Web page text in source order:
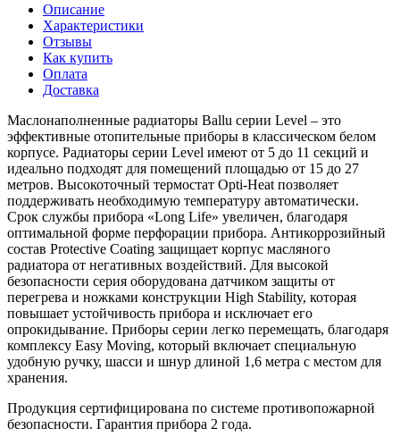
Описание
Характеристики
Отзывы
Как купить
Оплата
Доставка
Маслонаполненные радиаторы Ballu серии Level – это
эффективные отопительные приборы в классическом белом
корпусе. Радиаторы серии Level имеют от 5 до 11 секций и
идеально подходят для помещений площадью от 15 до 27
метров. Высокоточный термостат Opti-Heat позволяет
поддерживать необходимую температуру автоматически.
Срок службы прибора «Long Life» увеличен, благодаря
оптимальной форме перфорации прибора. Антикоррозийный
состав Protective Coating защищает корпус масляного
радиатора от негативных воздействий. Для высокой
безопасности серия оборудована датчиком защиты от
перегрева и ножками конструкции High Stability, которая
повышает устойчивость прибора и исключает его
опрокидывание. Приборы серии легко перемещать, благодаря
комплексу Easy Moving, который включает специальную
удобную ручку, шасси и шнур длиной 1,6 метра с местом для
хранения.
Продукция сертифицирована по системе противопожарной
безопасности. Гарантия прибора 2 года.